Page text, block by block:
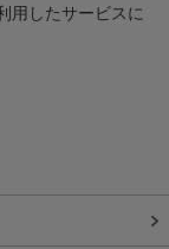
用したサービスに